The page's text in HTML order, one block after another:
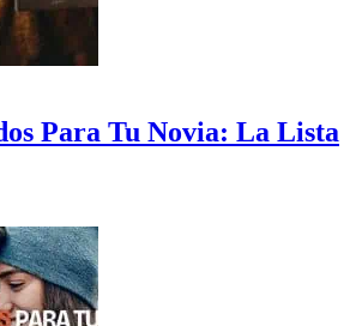
Para Tu Novia: La Lista